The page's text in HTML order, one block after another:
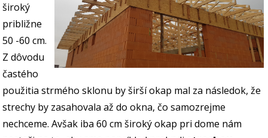
široký
približne
50 -60 cm.
Z dôvodu
častého
použitia strmého sklonu by širší okap mal za následok, že
strechy by zasahovala až do okna, čo samozrejme
nechceme. Avšak iba 60 cm široký okap pri dome nám